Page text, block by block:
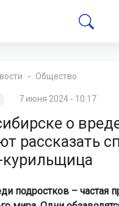
Общество
7 июня 2024 - 10:17
о
рассказать
курильщица
подростков – частая